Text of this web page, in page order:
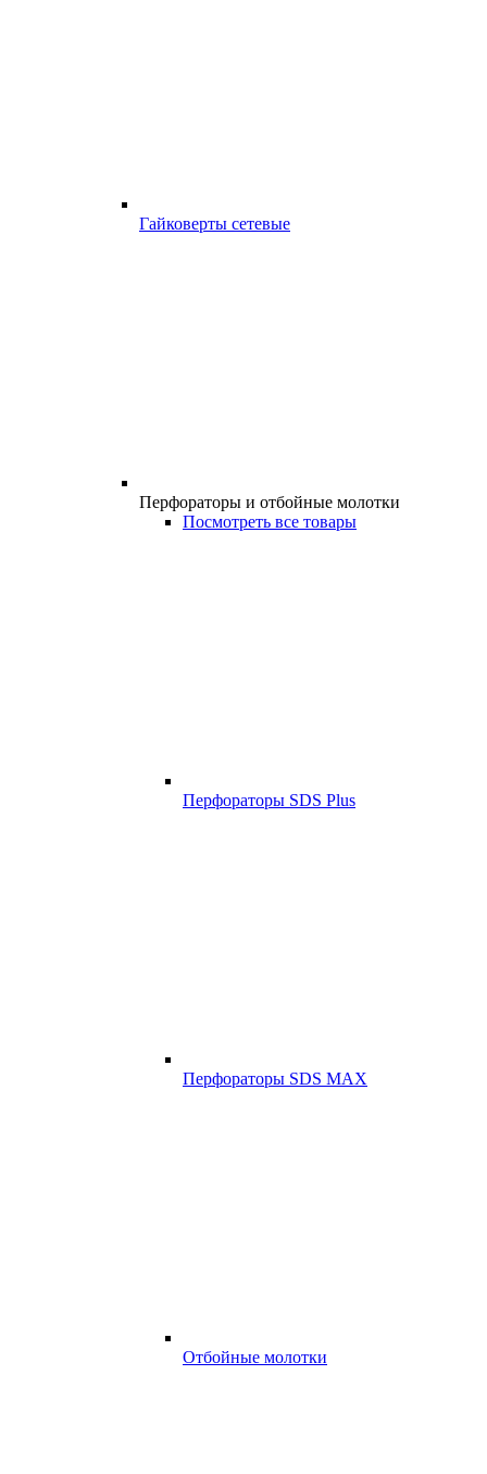
Гайковерты сетевые
Перфораторы и отбойные молотки
Посмотреть все товары
Перфораторы SDS Plus
Перфораторы SDS MAX
Отбойные молотки